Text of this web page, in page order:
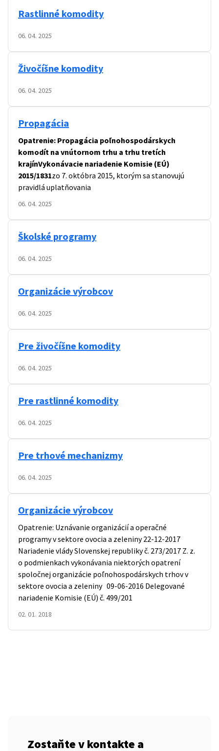
Rastlinné komodity
06. 04. 2025
Živočíšne komodity
06. 04. 2025
Propagácia
Opatrenie: Propagácia poľnohospodárskych
komodít na vnútornom trhu a trhu tretích
krajínVykonávacie nariadenie Komisie (EÚ)
2015/1831zo 7. októbra 2015, ktorým sa stanovujú
pravidlá uplatňovania
06. 04. 2025
Školské programy
06. 04. 2025
Organizácie výrobcov
06. 04. 2025
Pre živočíšne komodity
06. 04. 2025
Pre rastlinné komodity
06. 04. 2025
Pre trhové mechanizmy
06. 04. 2025
Organizácie výrobcov
Opatrenie: Uznávanie organizácií a operačné
programy v sektore ovocia a zeleniny 22-12-2017
Nariadenie vlády Slovenskej republiky č. 273/2017 Z. z.
o podmienkach vykonávania niektorých opatrení
spoločnej organizácie poľnohospodárskych trhov v
sektore ovocia a zeleniny 09-06-2016 Delegované
nariadenie Komisie (EÚ) č. 499/201
02. 01. 2018
Zostaňte v kontakte a